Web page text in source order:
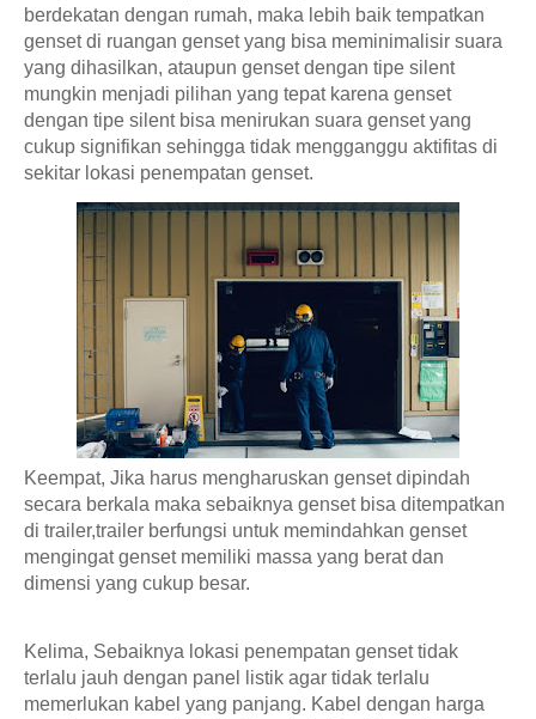
berdekatan dengan rumah, maka lebih baik tempatkan
genset di ruangan genset yang bisa meminimalisir suara
yang dihasilkan, ataupun genset dengan tipe silent
mungkin menjadi pilihan yang tepat karena genset
dengan tipe silent bisa menirukan suara genset yang
cukup signifikan sehingga tidak mengganggu aktifitas di
sekitar lokasi penempatan genset.
Keempat, Jika harus mengharuskan genset dipindah
secara berkala maka sebaiknya genset bisa ditempatkan
di trailer,trailer berfungsi untuk memindahkan genset
mengingat genset memiliki massa yang berat dan
dimensi yang cukup besar.
Kelima, Sebaiknya lokasi penempatan genset tidak
terlalu jauh dengan panel listik agar tidak terlalu
memerlukan kabel yang panjang. Kabel dengan harga